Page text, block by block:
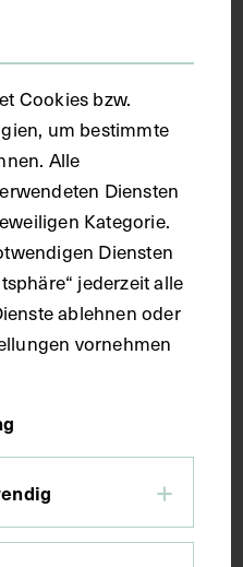
Klinik
auf
aus der
Zeitung
ZEITUNGUM 1950
Cookies bzw.
um bestimmte
Alle
Diensten
Kategorie.
Diensten
jederzeit alle
ablehnen oder
vornehmen